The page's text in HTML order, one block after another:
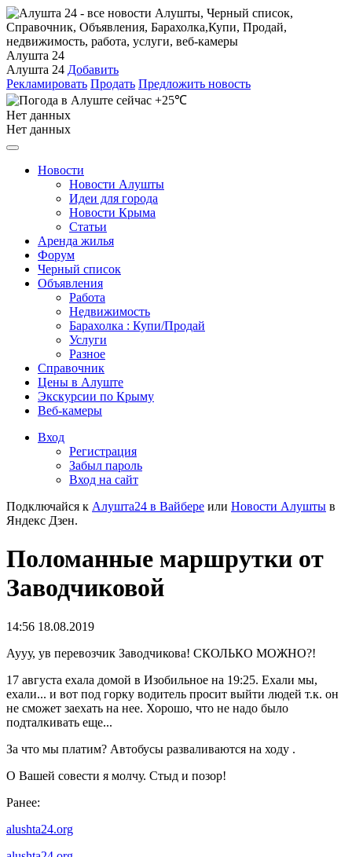
Алушта 24
Алушта 24 Добавить
Рекламировать Продать Предложить новость
+25℃
Нет данных
Нет данных
Новости
Новости Алушты
Идеи для города
Новости Крыма
Статьи
Аренда жилья
Форум
Черный список
Объявления
Работа
Недвижимость
Барахолка : Купи/Продай
Услуги
Разное
Справочник
Цены в Алуште
Экскурсии по Крыму
Веб-камеры
Вход
Регистрация
Забыл пароль
Вход на сайт
Подключайся к Алушта24 в Вайбере или Новости Алушты в
Яндекс Дзен.
Поломанные маршрутки от
Заводчиковой
14:56 18.08.2019
Аууу, ув перевозчик Заводчикова! СКОЛЬКО МОЖНО?!
17 августа ехала домой в Изобильное на 19:25. Ехали мы,
ехали... и вот под горку водитель просит выйти людей т.к. он
не сможет заехать на нее. Хорошо, что не надо было
подталкивать еще...
За что мы платим? Автобусы разваливаются на ходу .
О Вашей совести я молчу. Стыд и позор!
Ранее:
alushta24.org